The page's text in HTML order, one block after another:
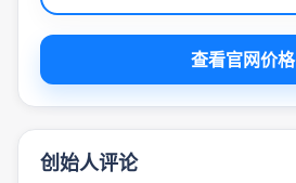
查看官网价格
创始人评论